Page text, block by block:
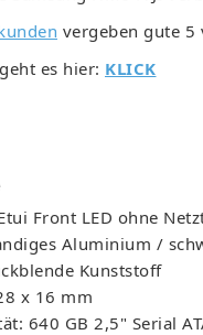
vergeben gute 5
es hier: KLICK
Front LED ohne
Aluminium /
Kunststoff
x 16 mm
640 GB 2,5" Serial